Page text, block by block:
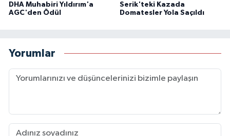
DHA Muhabiri Yıldırım'a
AGC'den Ödül
Serik'teki Kazada
Domatesler Yola Saçıldı
Yorumlar